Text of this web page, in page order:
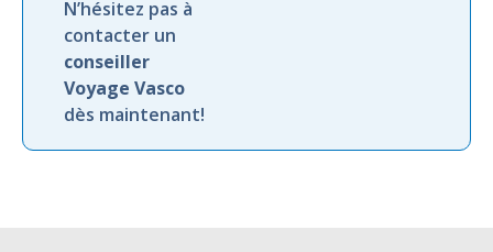
N’hésitez pas à
contacter un
conseiller
Voyage Vasco
dès maintenant!